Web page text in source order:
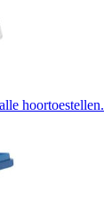
hoortoestellen.